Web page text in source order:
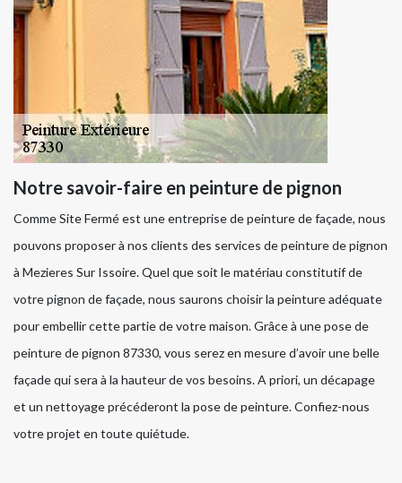
Notre savoir-faire en peinture de pignon
Comme Site Fermé est une entreprise de peinture de façade, nous
pouvons proposer à nos clients des services de peinture de pignon
à Mezieres Sur Issoire. Quel que soit le matériau constitutif de
votre pignon de façade, nous saurons choisir la peinture adéquate
pour embellir cette partie de votre maison. Grâce à une pose de
peinture de pignon 87330, vous serez en mesure d’avoir une belle
façade qui sera à la hauteur de vos besoins. A priori, un décapage
et un nettoyage précéderont la pose de peinture. Confiez-nous
votre projet en toute quiétude.